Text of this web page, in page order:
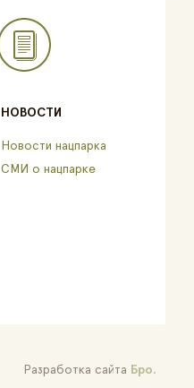
НОВОСТИ
Новости нацпарка
СМИ о нацпарке
Разработка сайта Бро.